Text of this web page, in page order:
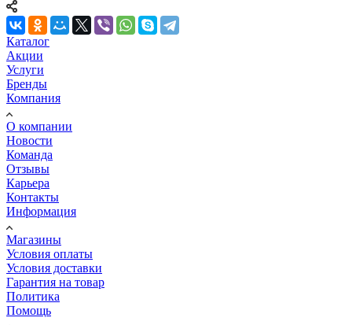
Каталог
Акции
Услуги
Бренды
Компания
О компании
Новости
Команда
Отзывы
Карьера
Контакты
Информация
Магазины
Условия оплаты
Условия доставки
Гарантия на товар
Политика
Помощь